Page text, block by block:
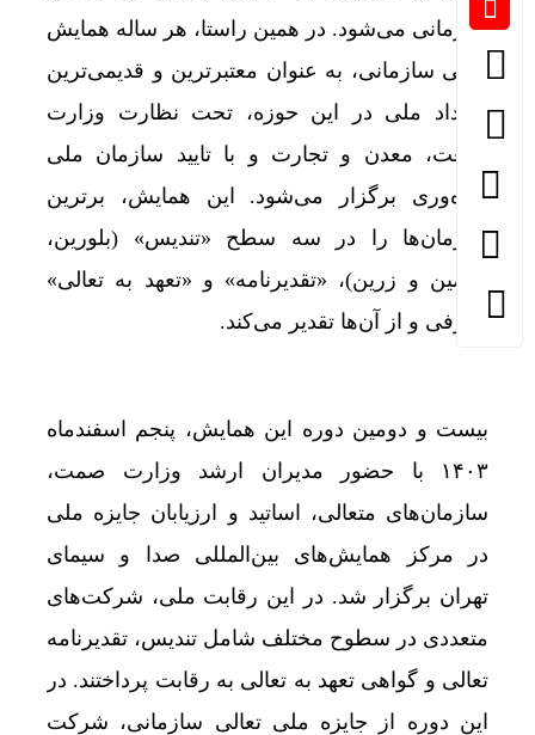
سازمانی می‌شود. در همین راستا، هر ساله همایش
تعالی سازمانی، به عنوان معتبرترین و قدیمی‌ترین
رویداد ملی در این حوزه، تحت نظارت وزارت
صنعت، معدن و تجارت و با تایید سازمان ملی
بهره‌وری برگزار می‌شود. این همایش، برترین
سازمان‌ها را در سه سطح «تندیس» (بلورین،
سیمین و زرین)، «تقدیرنامه» و «تعهد به تعالی»
معرفی و از آن‌ها تقدیر می‌کند.
بیست و دومین دوره این همایش، پنجم اسفندماه
۱۴۰۳ با حضور مدیران ارشد وزارت صمت،
سازمان‌های متعالی، اساتید و ارزیابان جایزه ملی
در مرکز همایش‌های بین‌المللی صدا و سیمای
تهران برگزار شد. در این رقابت ملی، شرکت‌های
متعددی در سطوح مختلف شامل تندیس، تقدیرنامه
تعالی و گواهی تعهد به تعالی به رقابت پرداختند. در
این دوره از جایزه ملی تعالی سازمانی، شرکت